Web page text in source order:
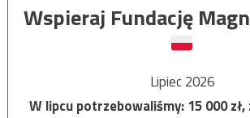
Wspieraj Fundację
Lipiec 2026
W lipcu potrzebowaliśmy:15 000